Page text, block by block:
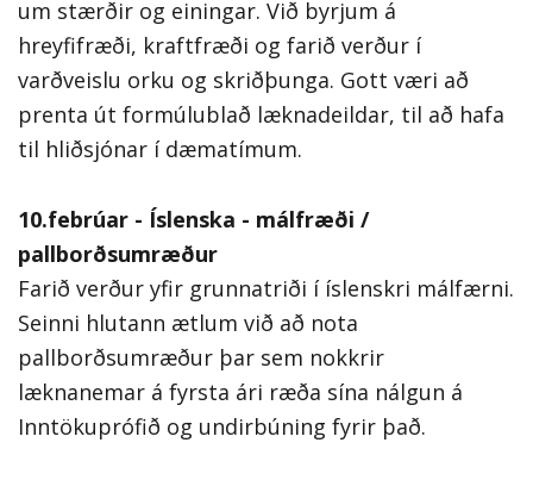
um stærðir og einingar. Við byrjum á
hreyfifræði, kraftfræði og farið verður í
varðveislu orku og skriðþunga. Gott væri að
prenta út formúlublað læknadeildar, til að hafa
til hliðsjónar í dæmatímum.
10.febrúar - Íslenska - málfræði /
pallborðsumræður
Farið verður yfir grunnatriði í íslenskri málfærni.
Seinni hlutann ætlum við að nota
pallborðsumræður þar sem nokkrir
læknanemar á fyrsta ári ræða sína nálgun á
Inntökuprófið og undirbúning fyrir það.